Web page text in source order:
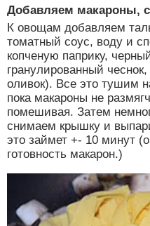
Добавляем макароны,
К овощам добавляем
томатный соус, воду и
копченую паприку,
гранулированный
оливок). Все это тушим
пока макароны не
помешивая. Затем
снимаем крышку и
это займет +- 10 минут
готовность макарон.)